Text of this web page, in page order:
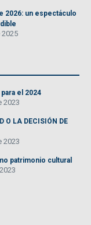
2026: un espectáculo
el 2024
2023
O LA DECISIÓN DE
2023
patrimonio cultural